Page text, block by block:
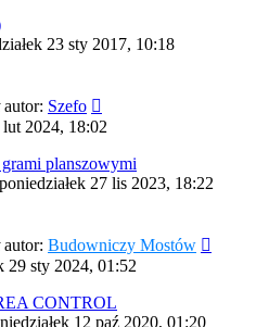
23 sty 2017, 10:18
autor: Szefo
2024, 18:02
planszowymi
poniedziałek 27 lis 2023, 18:22
autor: Budowniczy Mostów
29 sty 2024, 01:52
CONTROL
12 paź 2020, 01:20